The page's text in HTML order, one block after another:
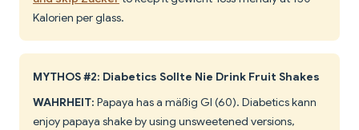
Kalorien per glass.
MYTHOS #2: Diabetics Sollte Nie Drink Fruit Shakes
WAHRHEIT: Papaya has a mäßig GI (60). Diabetics kann
enjoy papaya shake by using unsweetened versions,